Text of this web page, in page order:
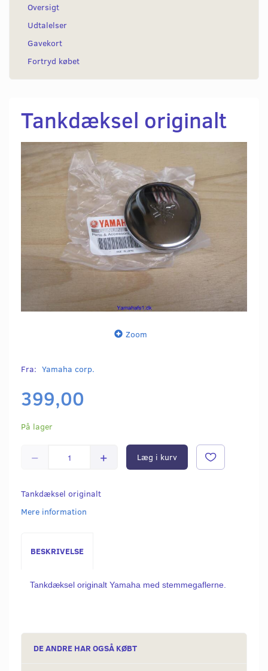
Oversigt
Udtalelser
Gavekort
Fortryd købet
Tankdæksel originalt
Zoom
Fra: Yamaha corp.
399,00
På lager
Læg i kurv
Tankdæksel originalt
Mere information
BESKRIVELSE
Tankdæksel originalt Yamaha med stemmegaflerne.
DE ANDRE HAR OGSÅ KØBT